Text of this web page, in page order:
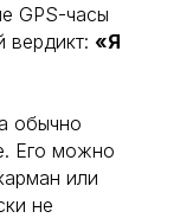
GPS-часы
вердикт: «Я
обычно
Его можно
или
не